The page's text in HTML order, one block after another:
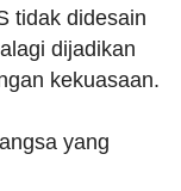
tidak didesain
dijadikan
kekuasaan.
yang